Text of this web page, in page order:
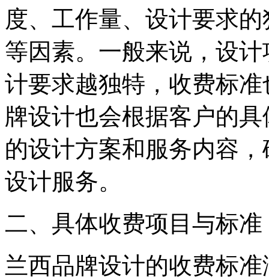
度、工作量、设计要求
等因素。一般来说，设
计要求越独特，收费标
牌设计也会根据客户的
的设计方案和服务内容
设计服务。
二、具体收费项目与标准
兰西品牌设计的收费标